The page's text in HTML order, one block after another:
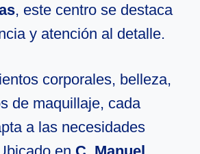
, este centro se destaca
y atención al detalle.
corporales, belleza,
de maquillaje, cada
a las necesidades